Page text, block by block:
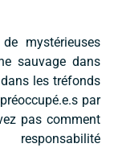
mystérieuses
sauvage dans
les tréfonds
par
pas comment